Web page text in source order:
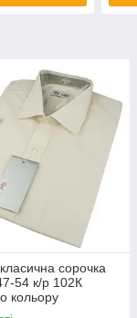
сорочка
54 к/р 102К
кольору